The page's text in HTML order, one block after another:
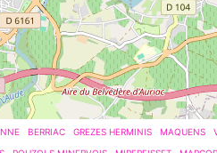
BERRIAC GREZES HERMINIS MAQUENS